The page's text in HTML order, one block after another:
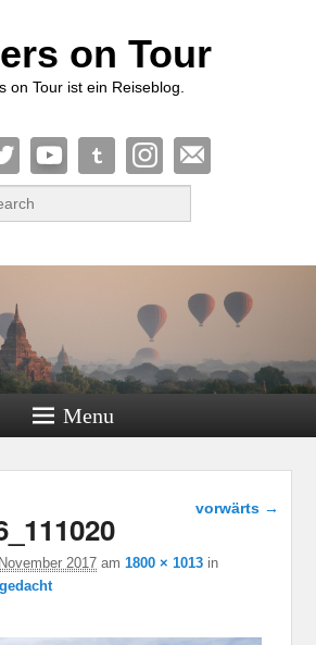
on Tour
on Tour ist ein Reiseblog.
Menu
Bild-
vorwärts →
2017 am1800 × 1013 in